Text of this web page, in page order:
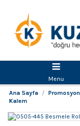
Menu
Ana Sayfa
Kalem